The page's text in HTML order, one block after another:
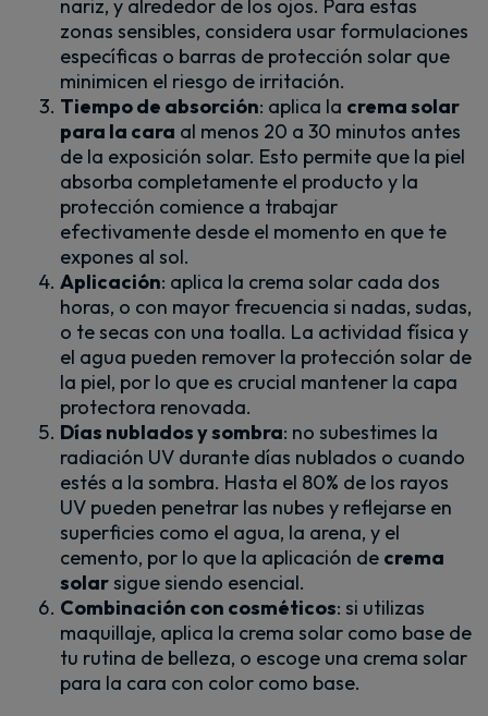
nariz, y alrededor de los ojos. Para estas
zonas sensibles, considera usar formulaciones
específicas o barras de protección solar que
minimicen el riesgo de irritación.
Tiempo de absorción: aplica la crema solar
para la cara al menos 20 a 30 minutos antes
de la exposición solar. Esto permite que la piel
absorba completamente el producto y la
protección comience a trabajar
efectivamente desde el momento en que te
expones al sol.
Aplicación: aplica la crema solar cada dos
horas, o con mayor frecuencia si nadas, sudas,
o te secas con una toalla. La actividad física y
el agua pueden remover la protección solar de
la piel, por lo que es crucial mantener la capa
protectora renovada.
Días nublados y sombra: no subestimes la
radiación UV durante días nublados o cuando
estés a la sombra. Hasta el 80% de los rayos
UV pueden penetrar las nubes y reflejarse en
superficies como el agua, la arena, y el
cemento, por lo que la aplicación de crema
solarsigue siendo esencial.
Combinación con cosméticos: si utilizas
maquillaje, aplica la crema solar como base de
tu rutina de belleza, o escoge una crema solar
para la cara con color como base.